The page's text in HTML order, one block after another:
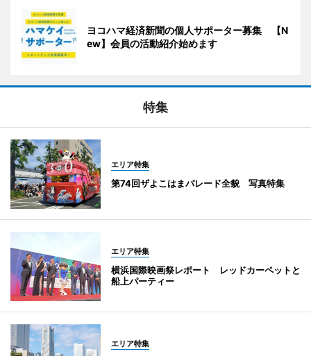
ヨコハマ経済新聞の個人サポーター募集 【N
ew】会員の活動紹介始めます
特集
エリア特集
第74回ザよこはまパレード全貌 写真特集
エリア特集
横浜国際映画祭レポート レッドカーペットと
船上パーティー
エリア特集